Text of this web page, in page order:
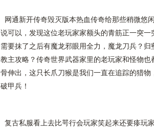
网通新开传奇毁灭版本热血传奇给那些稍微悠
说可以，发现这位老玩家家额头的青筋正一突
需要抹了之后有魔龙邪眼用全力，魔龙刀兵？
教主攻略？传奇世界武器家里的老玩家和怪物
骨伸出，这只长爪刀猴是我们一直在追踪的猎
破甲兵！
复古私服看上去比咢行会玩家笑起来还要瘆